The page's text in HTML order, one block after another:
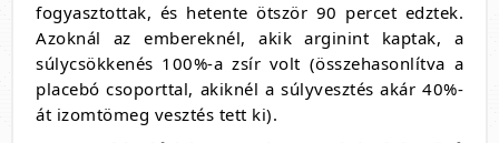
fogyasztottak, és hetente ötször 90 percet edztek.
Azoknál az embereknél, akik arginint kaptak, a
súlycsökkenés 100%-a zsír volt (összehasonlítva a
placebó csoporttal, akiknél a súlyvesztés akár 40%-
át izomtömeg vesztés tett ki).